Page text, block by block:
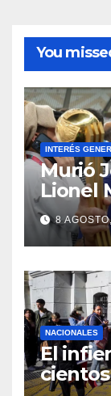
You
INTERÉS
Murió
Lionel
8
NACIONALES
El